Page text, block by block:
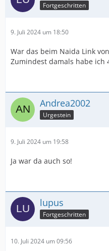
Fortgeschritten
9. Juli 2024 um 18:50
War das beim Naida Link
Zumindest damals habe ich
Andrea2002
Urgestein
9. Juli 2024 um 19:58
Ja war da auch so!
lupus
Fortgeschritten
10. Juli 2024 um 09:56